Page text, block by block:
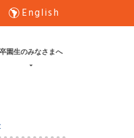
south_americaEnglish
卒園生のみなさまへ